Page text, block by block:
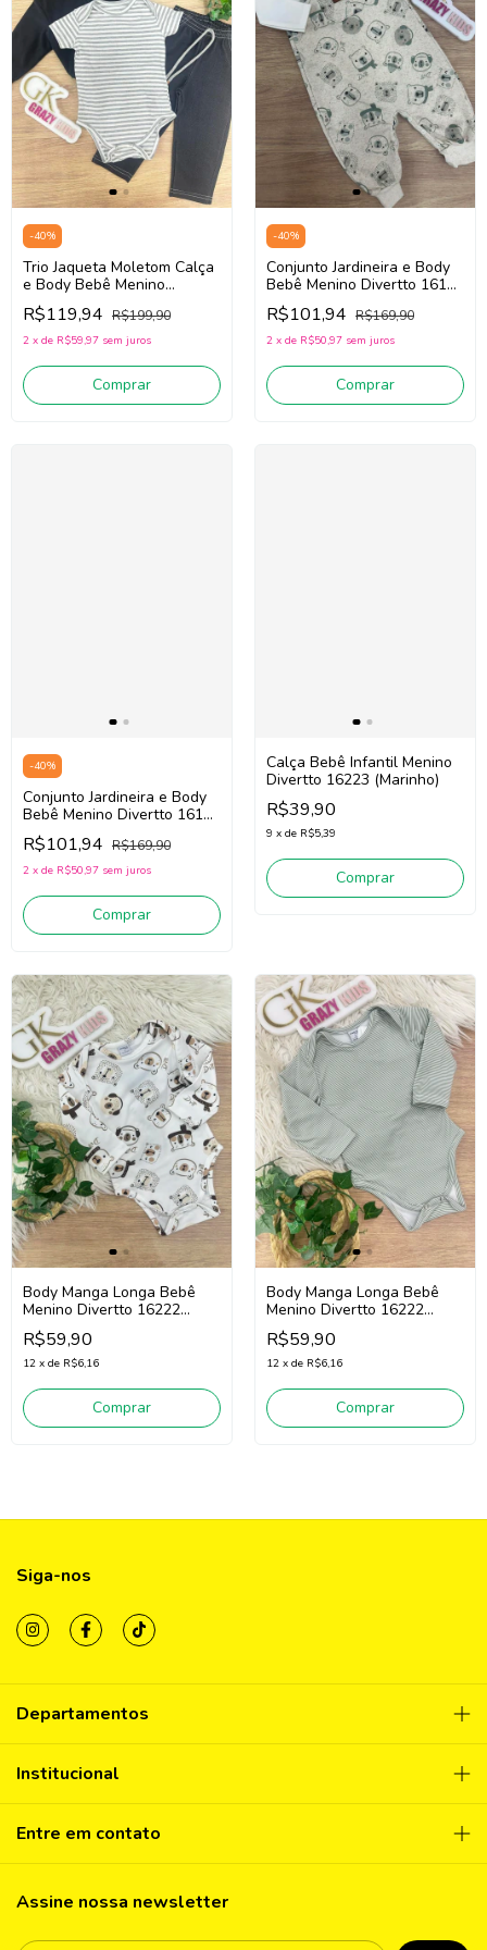
-40%
Trio Jaqueta Moletom Calça
e Body Bebê Menino
Divertto 16211 (Preto/Off
White/Cinza)
R$119,94 R$199,90
2 x de R$59,97 sem juros
Comprar
-40%
Conjunto Jardineira e Body
Bebê Menino Divertto 16195
(Bege/Off White)
R$101,94 R$169,90
2 x de R$50,97 sem juros
Comprar
-40%
Conjunto Jardineira e Body
Bebê Menino Divertto 16195
(Bege/Marinho)
R$101,94 R$169,90
2 x de R$50,97 sem juros
Comprar
Calça Bebê Infantil Menino
Divertto 16223 (Marinho)
R$39,90
9 x de R$5,39
Comprar
Body Manga Longa Bebê
Menino Divertto 16222
(Bege)
R$59,90
12 x de R$6,16
Comprar
Body Manga Longa Bebê
Menino Divertto 16222
(Verde)
R$59,90
12 x de R$6,16
Comprar
Siga-nos
Departamentos
Institucional
Entre em contato
Assine nossa newsletter